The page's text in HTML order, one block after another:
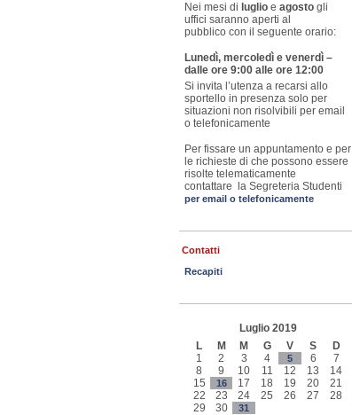
Nei mesi di luglio e agosto gli
uffici saranno aperti al
pubblico con il seguente orario:
Lunedì, mercoledì e venerdì –
dalle ore 9:00 alle ore 12:00
Si invita l’utenza a recarsi allo
sportello in presenza solo per
situazioni non risolvibili per email
o telefonicamente
Per fissare un appuntamento e per
le richieste di che possono essere
risolte telematicamente
contattare la Segreteria Studenti
per email o telefonicamente
Contatti
Recapiti
Luglio 2019
L
M M G V S
D
1
2 3 4 5 6
7
8
9 10 11 12 13
14
15
16 17 18 19 20
21
22
23 24 25 26 27
28
29
30 31